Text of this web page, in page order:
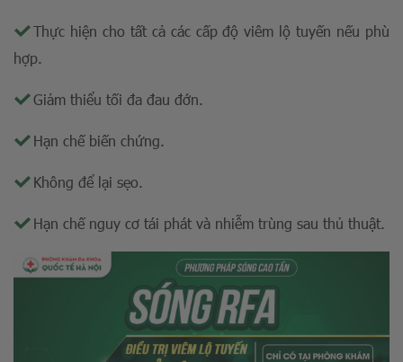
Thực hiện cho tất cả các cấp độ viêm lộ tuyến nếu phù
hợp.
Giảm thiểu tối đa đau đớn.
Hạn chế biến chứng.
Không để lại sẹo.
Hạn chế nguy cơ tái phát và nhiễm trùng sau thủ thuật.